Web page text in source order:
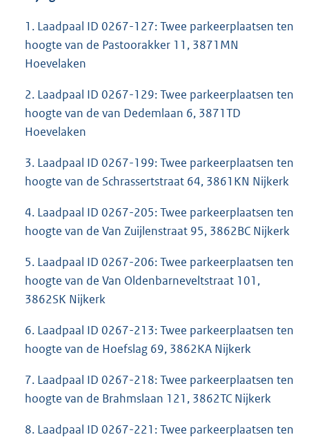
1. Laadpaal ID 0267-127: Twee parkeerplaatsen ten
hoogte van de Pastoorakker 11, 3871MN
Hoevelaken
2. Laadpaal ID 0267-129: Twee parkeerplaatsen ten
hoogte van de van Dedemlaan 6, 3871TD
Hoevelaken
3. Laadpaal ID 0267-199: Twee parkeerplaatsen ten
hoogte van de Schrassertstraat 64, 3861KN Nijkerk
4. Laadpaal ID 0267-205: Twee parkeerplaatsen ten
hoogte van de Van Zuijlenstraat 95, 3862BC Nijkerk
5. Laadpaal ID 0267-206: Twee parkeerplaatsen ten
hoogte van de Van Oldenbarneveltstraat 101,
3862SK Nijkerk
6. Laadpaal ID 0267-213: Twee parkeerplaatsen ten
hoogte van de Hoefslag 69, 3862KA Nijkerk
7. Laadpaal ID 0267-218: Twee parkeerplaatsen ten
hoogte van de Brahmslaan 121, 3862TC Nijkerk
8. Laadpaal ID 0267-221: Twee parkeerplaatsen ten